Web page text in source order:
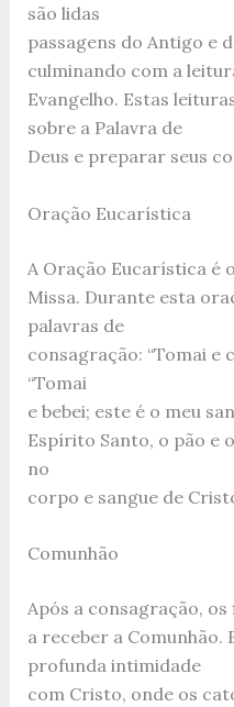
são lidas
passagens do Antigo e
culminando com a
Evangelho. Estas
sobre a Palavra de
Deus e preparar seus
Oração Eucarística
A Oração Eucarística é
Missa. Durante esta
palavras de
consagração: “Tomai e
“Tomai
e bebei; este é o meu
Espírito Santo, o pão e
no
corpo e sangue de
Comunhão
Após a consagração,
a receber a Comunhão.
profunda intimidade
com Cristo, onde os